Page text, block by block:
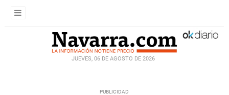
JUEVES, 06 DE AGOSTO DE 2026